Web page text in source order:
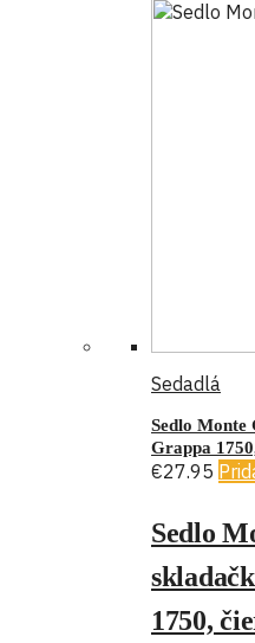
Sedadlá
Sedlo Monte
Grappa
€27.95
Sedlo
1750,